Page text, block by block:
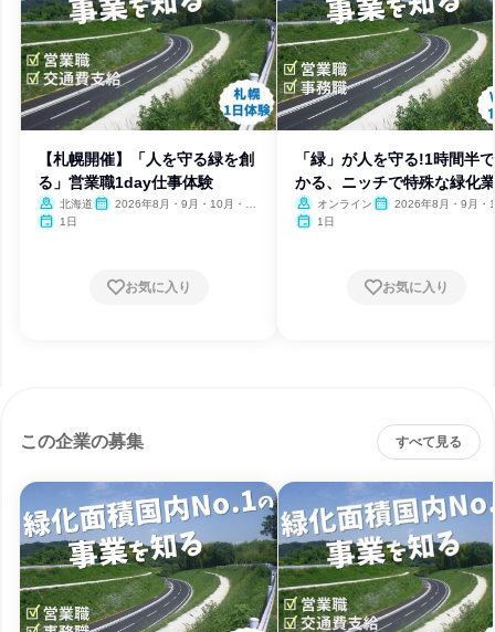
【札幌開催】「人を守る緑を創
る」営業職1day仕事体験
北海道
2026年8月・9月・10月・11
1日
お気に入り
「緑」が人を守る!1時間半
かる、ニッチで特殊な緑化
オンライン
2026年8月・9月・
1日
お気に入り
この企業の募集 すべて見る